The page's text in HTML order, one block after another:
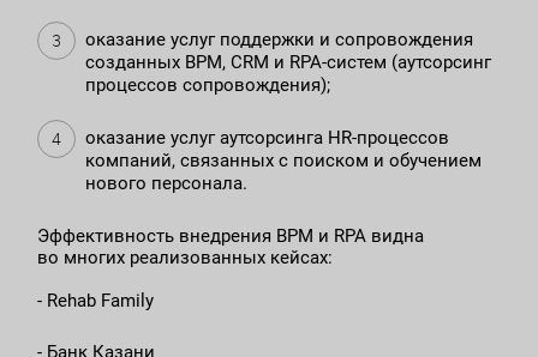
оказание услуг поддержки и сопровождения
созданных BPM, CRM и RPA-систем (аутсорсинг
процессов сопровождения);
оказание услуг аутсорсинга HR-процессов
компаний, связанных с поиском и обучением
нового персонала.
Эффективность внедрения BPM и RPA видна
во многих реализованных кейсах:
- Rehab Family
- Банк Казани